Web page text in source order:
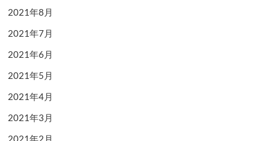
2021年8月
2021年7月
2021年6月
2021年5月
2021年4月
2021年3月
2021年2月